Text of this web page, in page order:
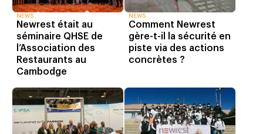
NEWS
Newrest était au
séminaire QHSE de
l’Association des
Restaurants au
Cambodge
NEWS
Comment Newrest
gère-t-il la sécurité en
piste via des actions
concrètes ?